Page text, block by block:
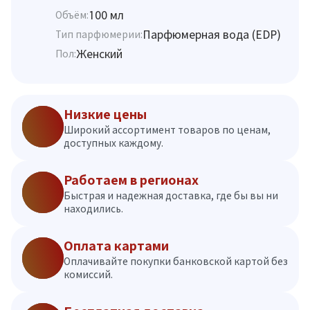
Объём:100 мл
Тип парфюмерии:Парфюмерная вода (EDP)
Пол:Женский
Низкие цены
Широкий ассортимент товаров по ценам,
доступных каждому.
Работаем в регионах
Быстрая и надежная доставка, где бы вы ни
находились.
Оплата картами
Оплачивайте покупки банковской картой без
комиссий.